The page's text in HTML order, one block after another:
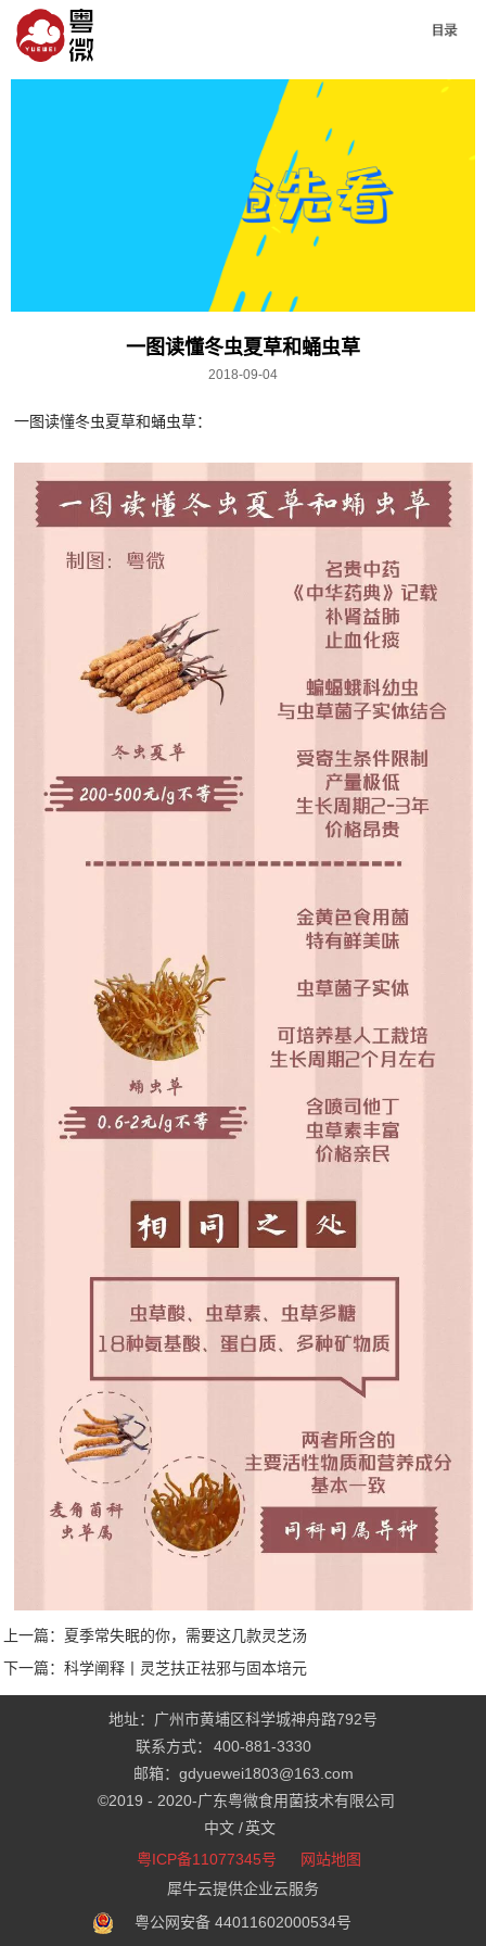
一图读懂冬虫夏草和蛹虫草
2018-09-04
一图读懂冬虫夏草和蛹虫草：
上一篇： 夏季常失眠的你，需要这几款灵芝汤
下一篇： 科学阐释丨灵芝扶正祛邪与固本培元
地址：广州市黄埔区科学城神舟路792号
联系方式：
400-881-3330
邮箱：gdyuewei1803@163.com
©2019 - 2020-广东粤微食用菌技术有限公司
中文 /英文
粤ICP备11077345号
网站地图
犀牛云提供企业云服务
粤公网安备 44011602000534号